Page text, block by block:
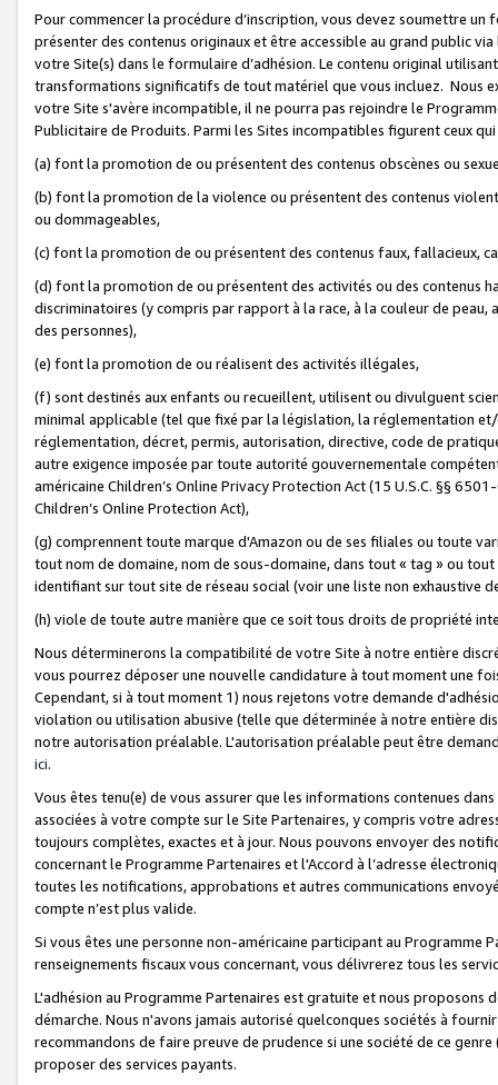
Pour commencer la procédure d’inscription, vous devez soumettre
présenter des contenus originaux et être accessible au grand public
votre Site(s) dans le formulaire d’adhésion. Le contenu original
transformations significatifs de tout matériel que vous incluez. Nous
votre Site s'avère incompatible, il ne pourra pas rejoindre le
Publicitaire de Produits. Parmi les Sites incompatibles figurent ceux
(a) font la promotion de ou présentent des contenus obscènes ou
(b) font la promotion de la violence ou présentent des contenus
ou dommageables,
(c) font la promotion de ou présentent des contenus faux, fallacieux,
(d) font la promotion de ou présentent des activités ou des contenus
discriminatoires (y compris par rapport à la race, à la couleur de
des personnes),
(e) font la promotion de ou réalisent des activités illégales,
(f) sont destinés aux enfants ou recueillent, utilisent ou divulguent
minimal applicable (tel que fixé par la législation, la réglementation
réglementation, décret, permis, autorisation, directive, code de
autre exigence imposée par toute autorité gouvernementale
américaine Children’s Online Privacy Protection Act (15 U.S.C. §§
Children’s Online Protection Act),
(g) comprennent toute marque d'Amazon ou de ses filiales ou toute
tout nom de domaine, nom de sous-domaine, dans tout « tag » ou
identifiant sur tout site de réseau social (voir une liste non exhaustive
(h) viole de toute autre manière que ce soit tous droits de propriété
Nous déterminerons la compatibilité de votre Site à notre entière
vous pourrez déposer une nouvelle candidature à tout moment une
Cependant, si à tout moment 1) nous rejetons votre demande
violation ou utilisation abusive (telle que déterminée à notre entière
notre autorisation préalable. L'autorisation préalable peut être
ici.
Vous êtes tenu(e) de vous assurer que les informations contenues
associées à votre compte sur le Site Partenaires, y compris votre
toujours complètes, exactes et à jour. Nous pouvons envoyer des
concernant le Programme Partenaires et l'Accord à l’adresse
toutes les notifications, approbations et autres communications
compte n’est plus valide.
Si vous êtes une personne non-américaine participant au
renseignements fiscaux vous concernant, vous délivrerez tous les
L'adhésion au Programme Partenaires est gratuite et nous proposons
démarche. Nous n'avons jamais autorisé quelconques sociétés à
recommandons de faire preuve de prudence si une société de ce
proposer des services payants.